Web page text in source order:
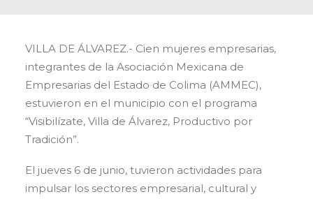
VILLA DE ÁLVAREZ.- Cien mujeres empresarias,
integrantes de la Asociación Mexicana de
Empresarias del Estado de Colima (AMMEC),
estuvieron en el municipio con el programa
“Visibilízate, Villa de Álvarez, Productivo por
Tradición”.
El jueves 6 de junio, tuvieron actividades para
impulsar los sectores empresarial, cultural y